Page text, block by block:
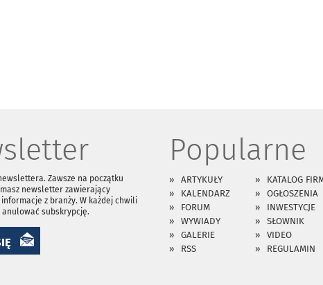
Zawsze na początku
newsletter zawierający
z branży. W każdej chwili
anulować subskrypcję.
Popularne
ARTYKUŁY
KATALOG
KALENDARZ
OGŁOSZENIA
FORUM
INWESTYCJE
WYWIADY
SŁOWNIK
GALERIE
VIDEO
RSS
REGULAMIN